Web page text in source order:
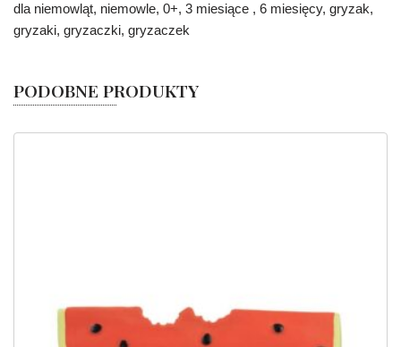
dla niemowląt, niemowle, 0+, 3 miesiące , 6 miesięcy, gryzak,
gryzaki, gryzaczki, gryzaczek
PODOBNE PRODUKTY